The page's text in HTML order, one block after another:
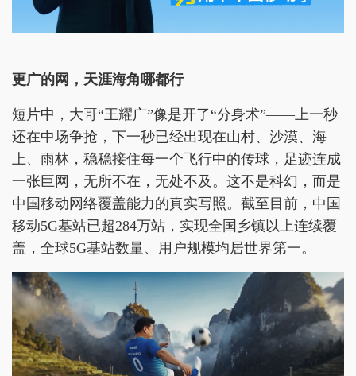
更广的网 ， 天涯海角哪都行
短片中，大哥“王耀广”像是开了“分身术”——上一秒
还在中场争抢，下一秒已经出现在山村、沙漠、海
上、雨林，稳稳接住每一个飞行中的传球，足迹连成
一张巨网，无所不在，无处不及。这不是科幻，而是
中国移动网络覆盖能力的真实写照。截至目前，中国
移动5G基站已超284万站，实现全国乡镇以上连续覆
盖，全球5G基站数量、用户规模均居世界第一。